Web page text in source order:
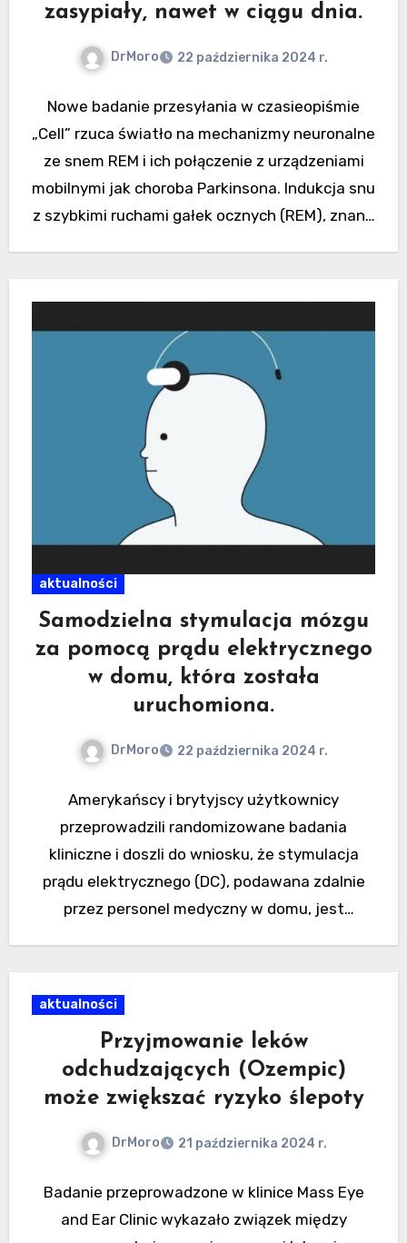
zasypiały, nawet w ciągu dnia.
DrMoro 22 października 2024 r.
Nowe badanie przesyłania w czasieopiśmie
„Cell” rzuca światło na mechanizmy neuronalne
ze snem REM i ich połączenie z urządzeniami
mobilnymi jak choroba Parkinsona. Indukcja snu
z szybkimi ruchami gałek ocznych (REM), znana
aktualności
Samodzielna stymulacja mózgu
za pomocą prądu elektrycznego
w domu, która została
uruchomiona.
DrMoro 22 października 2024 r.
Amerykańscy i brytyjscy użytkownicy
przeprowadzili randomizowane badania
kliniczne i doszli do wniosku, że stymulacja
prądu elektrycznego (DC), podawana zdalnie
przez personel medyczny w domu, jest
aktualności
Przyjmowanie leków
odchudzających (Ozempic)
może zwiększać ryzyko ślepoty
DrMoro 21 października 2024 r.
Badanie przeprowadzone w klinice Mass Eye
and Ear Clinic wykazało związek między